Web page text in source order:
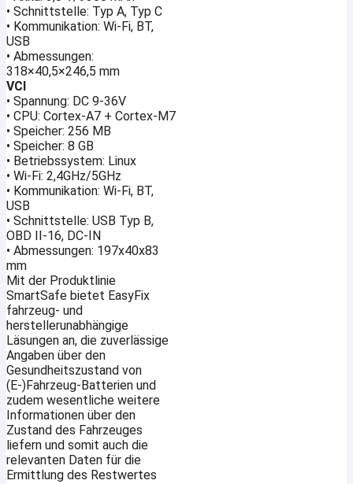
• Schnittstelle: Typ A, Typ C
• Kommunikation: Wi-Fi, BT,
USB
• Abmessungen:
318×40,5×246,5 mm
VCI
• Spannung: DC 9-36V
• CPU: Cortex-A7 + Cortex-M7
• Speicher: 256 MB
• Speicher: 8 GB
• Betriebssystem: Linux
• Wi-Fi: 2,4GHz/5GHz
• Kommunikation: Wi-Fi, BT,
USB
• Schnittstelle: USB Typ B,
OBD II-16, DC-IN
• Abmessungen: 197x40x83
mm
Mit der Produktlinie
SmartSafe bietet EasyFix
fahrzeug- und
herstellerunabhängige
Läsungen an, die zuverlässige
Angaben über den
Gesundheitszustand von
(E-)Fahrzeug-Batterien und
zudem wesentliche weitere
Informationen über den
Zustand des Fahrzeuges
liefern und somit auch die
relevanten Daten für die
Ermittlung des Restwertes